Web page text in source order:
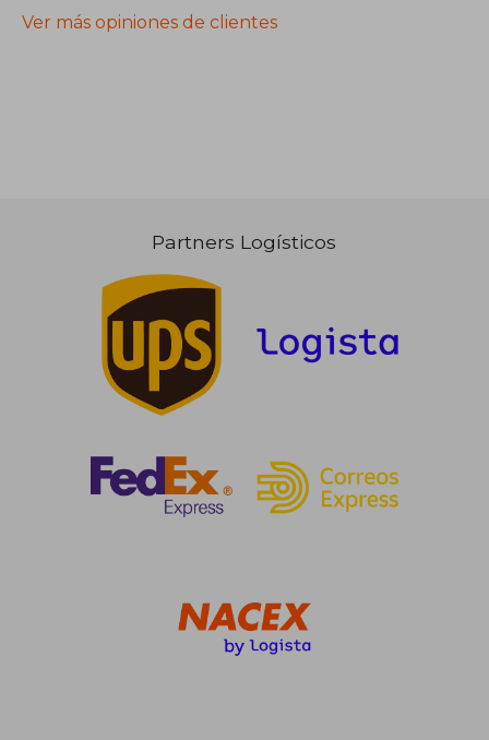
Ver más opiniones de clientes
Partners Logísticos